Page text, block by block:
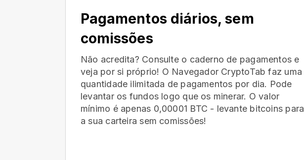
Pagamentos diários, sem
comissões
Não acredita? Consulte o caderno de pagamentos e
veja por si próprio! O Navegador CryptoTab faz uma
quantidade ilimitada de pagamentos por dia. Pode
levantar os fundos logo que os minerar. O valor
mínimo é apenas 0,00001 BTC - levante bitcoins para
a sua carteira sem comissões!